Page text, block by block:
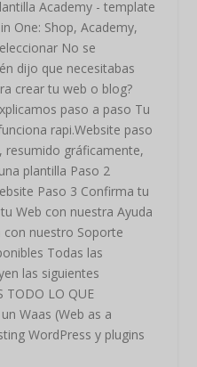
Academy - template
One: Shop, Academy,
No se
dijo que necesitabas
crear tu web o blog?
paso a paso Tu
rapi.Website paso
resumido gráficamente,
plantilla Paso 2
Paso 3 Confirma tu
Web con nuestra Ayuda
con nuestro Soporte
Todas las
las siguientes
TODO LO QUE
Waas (Web as a
WordPress y plugins